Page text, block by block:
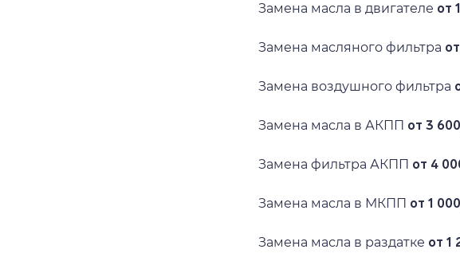
Замена масла в двигателе от
Замена масляного фильтра
Замена воздушного фильтра
Замена масла в АКПП от 3
Замена фильтра АКПП от 4
Замена масла в МКПП от 1
Замена масла в раздатке от 1